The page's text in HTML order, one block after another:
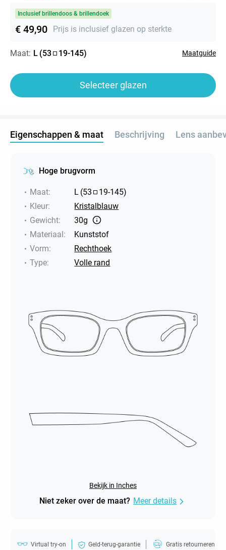
Inclusief brillendoos & brillendoek
€ 49,90 Prijs is inclusief glazen op sterkte
Maat: L (53 19-145) Maatguide
Selecteer glazen
Eigenschappen & maat Beschrijving Lens
Hoge brugvorm
Maat: L (53 19-145)
Kleur:
Kristalblauw
Gewicht:
30g
Materiaal:
Kunststof
Vorm:
Rechthoek
Type: Volle rand
Bekijk in Inches
Niet zeker over de maat? Meer details
Virtual try-on Geld-terug-garantie Gratis retourneren